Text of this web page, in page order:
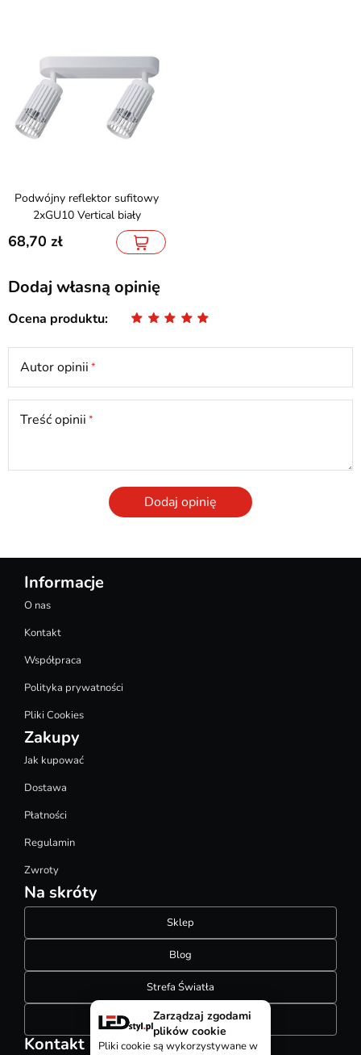
Podwójny reflektor sufitowy
2xGU10 Vertical biały
68,70
Dodaj własną opinię
Ocena produktu
Autor opinii
Treść opinii
Dodaj opinię
Informacje
O nas
Kontakt
Współpraca
Polityka prywatności
Pliki Cookies
Zakupy
Jak kupować
Dostawa
Płatności
Regulamin
Zwroty
Na skróty
Sklep
Blog
Strefa Światła
Konfigurator szynoprzewodów
Kontakt
Zarządzaj zgodami
plików cookie
Pliki cookie są wykorzystywane w